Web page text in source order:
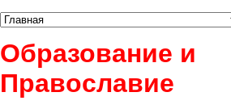
Образование и
Православие